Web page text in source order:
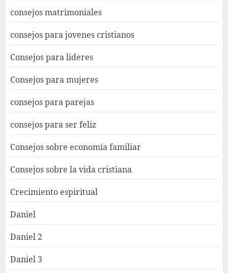
consejos matrimoniales
consejos para jovenes cristianos
Consejos para lideres
Consejos para mujeres
consejos para parejas
consejos para ser feliz
Consejos sobre economía familiar
Consejos sobre la vida cristiana
Crecimiento espiritual
Daniel
Daniel 2
Daniel 3